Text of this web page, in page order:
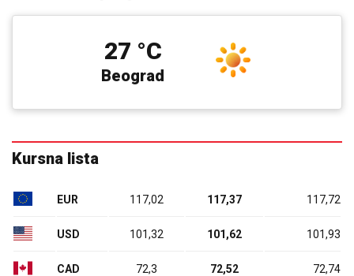
Beograd
27 °C
Kursna lista
EUR 117,02 117,37 117,72
USD 101,32 101,62 101,93
CAD 72,3 72,52 72,74